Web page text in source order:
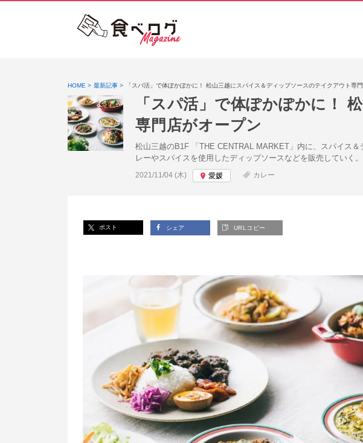
HOME 最新記事 「スパ活」で体ぽかぽかに！ 松山三越にスパイス＆ディップソースのテイクアウト専
「スパ活」で体ぽかぽかに！
専⾨店がオープン
松⼭三越のB1F 「THE CENTRAL MARKET」内に、スパイス
レーやスパイスを使用したディップソースなどを販売していく。
投稿日:
2021/11/04 (木) 愛媛 カレー
ポスト シェア URLコピー